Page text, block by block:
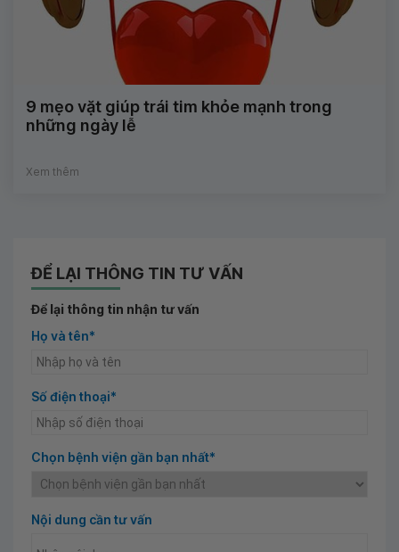
9 mẹo vặt giúp trái tim khỏe mạnh trong
những ngày lễ
Xem thêm
ĐỂ LẠI THÔNG TIN TƯ VẤN
Để lại thông tin nhận tư vấn
Họ và tên*
Số điện thoại*
Chọn bệnh viện gần bạn nhất*
Nội dung cần tư vấn